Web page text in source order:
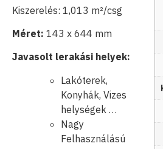
Kiszerelés: 1,013 m²/csg
Méret: 143 x 644 mm
Javasolt lerakási helyek:
Lakóterek,
Konyhák, Vizes
helységek …
Nagy
Felhasználású